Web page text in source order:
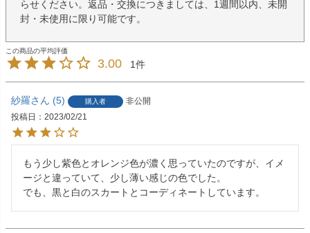
らせください。返品・交換につきましては、1週間以内、未開
封・未使用に限り可能です。
3.00 1
紗羅 5 購入者
非公開
投稿日
2023/02/21
もう少し紫色とオレンジ色が濃く思っていたのですが、イメ
ージと違っていて、少し薄い感じの色でした。
でも、黒と白のスカートとコーディネートしています。